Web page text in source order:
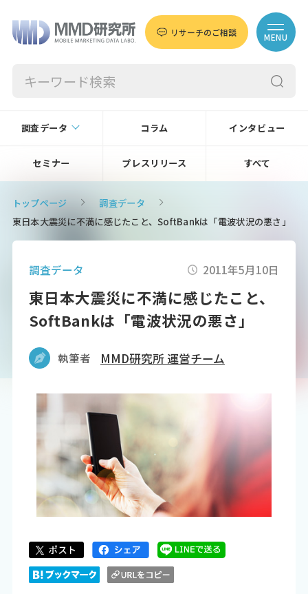
リサーチのご相談 MENU
調査データ コラム インタビュー
セミナー プレスリリース すべて
トップページ
調査データ
東日本大震災に不満に感じたこと、SoftBankは「電波状況の悪さ」
調査データ 2011年5月10日
東日本大震災に不満に感じたこと、
SoftBankは「電波状況の悪さ」
執筆者 MMD研究所 運営チーム